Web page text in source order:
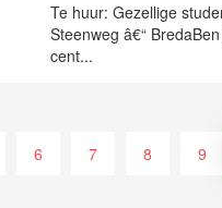
Te huur: Gezellige
Steenweg â€“
cent...
6 7 8 9